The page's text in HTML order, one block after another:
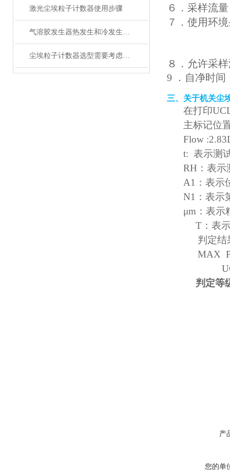
激光尘埃粒子计数器使用步骤
气溶胶发生器热发生和冷发生测试步骤分享
尘埃粒子计数器选型需要考虑哪些因素
６．采样流
７．使用环
８．允许采
9
．自净时
三、关于机关尘
在打印
主标记位
Flow
t: 表示测
RH：表示
A1：表
N1：表示
μm：表示
T：表
判定结
MAX
判定等
产
您的单